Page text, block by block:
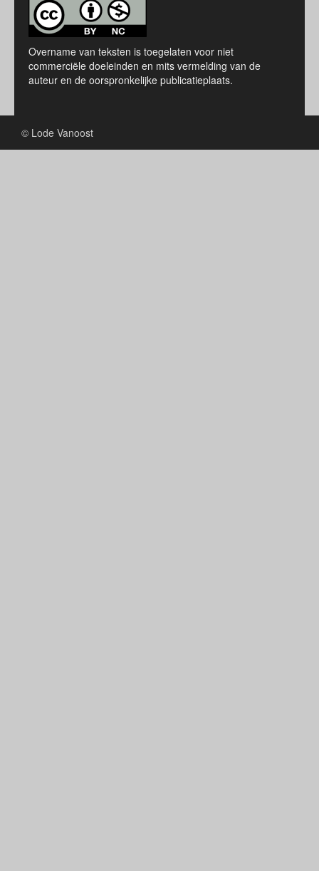
Overname van teksten is toegelaten voor niet
commerciële doeleinden en mits vermelding van de
auteur en de oorspronkelijke publicatieplaats.
© Lode Vanoost